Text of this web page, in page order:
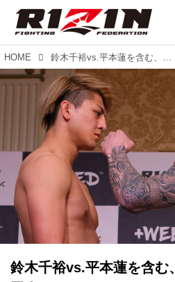
HOME 鈴木千裕vs.平本蓮を含む、全選手が計量クリア！+WEED presents RIZIN LANDMARK vol.2 計量結果
鈴木千裕vs.平本蓮を含む